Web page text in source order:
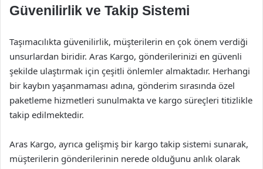
Güvenilirlik ve Takip Sistemi
Taşımacılıkta güvenilirlik, müşterilerin en çok önem verdiği
unsurlardan biridir. Aras Kargo, gönderilerinizi en güvenli
şekilde ulaştırmak için çeşitli önlemler almaktadır. Herhangi
bir kaybın yaşanmaması adına, gönderim sırasında özel
paketleme hizmetleri sunulmakta ve kargo süreçleri titizlikle
takip edilmektedir.
Aras Kargo, ayrıca gelişmiş bir kargo takip sistemi sunarak,
müşterilerin gönderilerinin nerede olduğunu anlık olarak